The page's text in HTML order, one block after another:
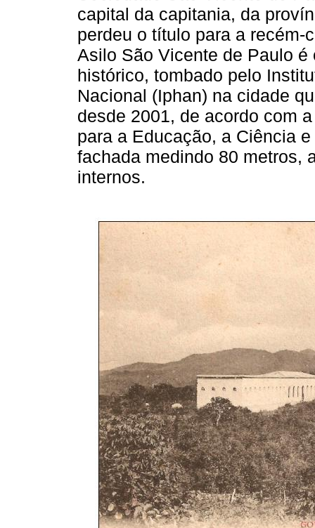
capital da capitania, da
perdeu o título para a recém-
Asilo São Vicente de Paulo
histórico, tombado pelo
Nacional (Iphan) na cidade
desde 2001, de acordo com
para a Educação, a Ciência
fachada medindo 80 metros,
internos.